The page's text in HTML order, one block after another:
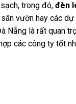
trong đó, đèn
vườn hay các
Nẵng là rất quan
các công ty tốt